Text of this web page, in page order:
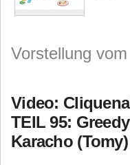
Vorstellung
Video:
TEIL 95:
Karacho (Tomy)